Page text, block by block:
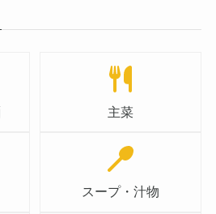
主菜
スープ・汁物